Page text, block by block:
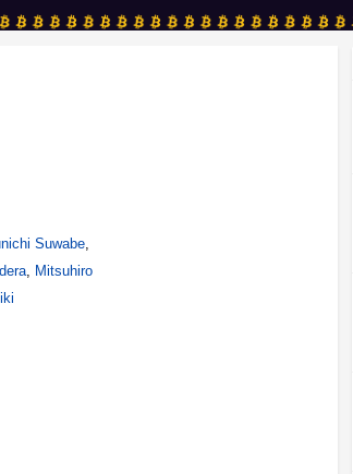
Suwabe,
, Mitsuhiro